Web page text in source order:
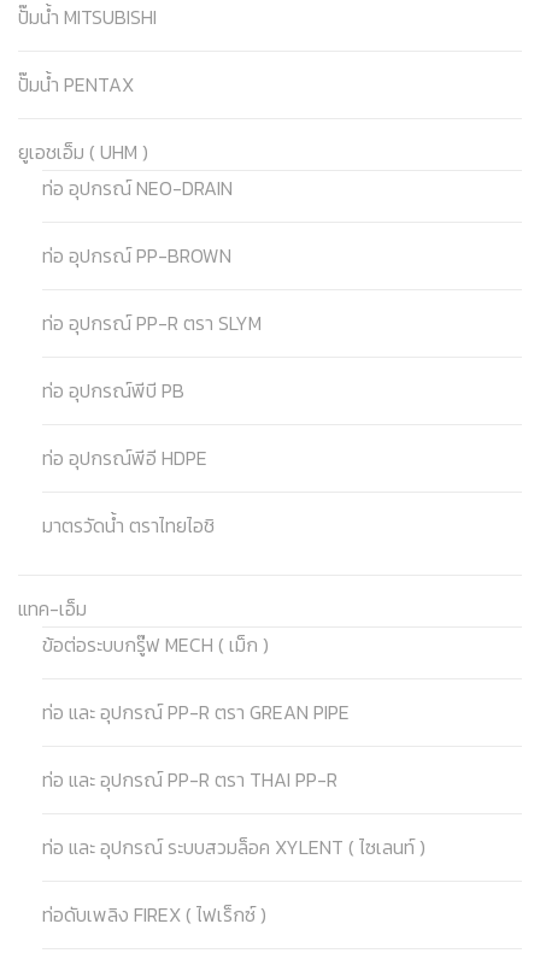
ปั๊มน้ำ MITSUBISHI
ปั๊มน้ำ PENTAX
ยูเอชเอ็ม ( UHM )
ท่อ อุปกรณ์ NEO-DRAIN
ท่อ อุปกรณ์ PP-BROWN
ท่อ อุปกรณ์ PP-R ตรา SLYM
ท่อ อุปกรณ์พีบี PB
ท่อ อุปกรณ์พีอี HDPE
มาตรวัดน้ำ ตราไทยไอชิ
แทค-เอ็ม
ข้อต่อระบบกรู๊ฟ MECH ( เม็ก )
ท่อ และ อุปกรณ์ PP-R ตรา GREAN PIPE
ท่อ และ อุปกรณ์ PP-R ตรา THAI PP-R
ท่อ และ อุปกรณ์ ระบบสวมล็อค XYLENT ( ไซเลนท์ )
ท่อดับเพลิง FIREX ( ไฟเร็กซ์ )